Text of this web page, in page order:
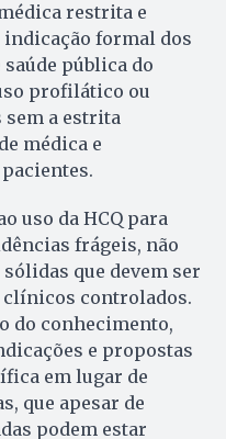
restrita e
formal dos
pública do
profilático ou
sem a estrita
médica e
uso da HCQ para
frágeis, não
que devem ser
clínicos controlados.
do conhecimento,
e propostas
em lugar de
que apesar de
podem estar